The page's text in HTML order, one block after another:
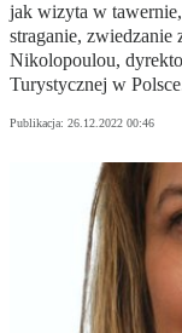
jak wizyta w
straganie,
Nikolopoulou,
Turystycznej w
Publikacja: 26.12.2022 00:46